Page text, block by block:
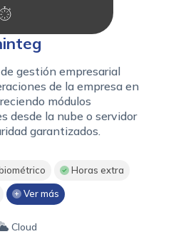
gestión empresarial
de la empresa en
módulos
desde la nube o servidor
garantizados.
Horas extra
Ver más
Cloud